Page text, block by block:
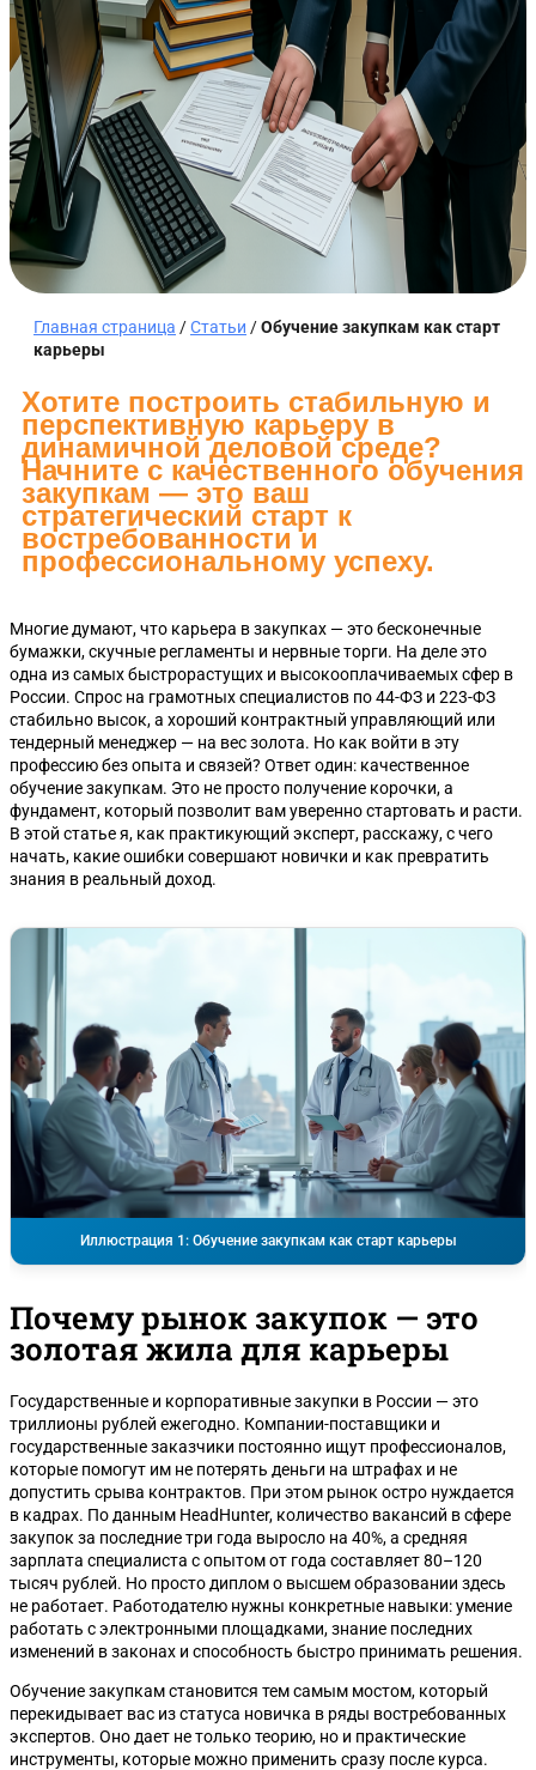
Главная страница /Статьи /Обучение закупкам как старт
карьеры
Хотите построить стабильную и
перспективную карьеру в
динамичной деловой среде?
Начните с качественного обучения
закупкам — это ваш
стратегический старт к
востребованности и
профессиональному успеху.
Многие думают, что карьера в закупках — это бесконечные
бумажки, скучные регламенты и нервные торги. На деле это
одна из самых быстрорастущих и высокооплачиваемых сфер в
России. Спрос на грамотных специалистов по 44-ФЗ и 223-ФЗ
стабильно высок, а хороший контрактный управляющий или
тендерный менеджер — на вес золота. Но как войти в эту
профессию без опыта и связей? Ответ один: качественное
обучение закупкам. Это не просто получение корочки, а
фундамент, который позволит вам уверенно стартовать и расти.
В этой статье я, как практикующий эксперт, расскажу, с чего
начать, какие ошибки совершают новички и как превратить
знания в реальный доход.
Иллюстрация 1: Обучение закупкам как старт карьеры
Почему рынок закупок — это
золотая жила для карьеры
Государственные и корпоративные закупки в России — это
триллионы рублей ежегодно. Компании-поставщики и
государственные заказчики постоянно ищут профессионалов,
которые помогут им не потерять деньги на штрафах и не
допустить срыва контрактов. При этом рынок остро нуждается
в кадрах. По данным HeadHunter, количество вакансий в сфере
закупок за последние три года выросло на 40%, а средняя
зарплата специалиста с опытом от года составляет 80–120
тысяч рублей. Но просто диплом о высшем образовании здесь
не работает. Работодателю нужны конкретные навыки: умение
работать с электронными площадками, знание последних
изменений в законах и способность быстро принимать решения.
Обучение закупкам становится тем самым мостом, который
перекидывает вас из статуса новичка в ряды востребованных
экспертов. Оно дает не только теорию, но и практические
инструменты, которые можно применить сразу после курса.